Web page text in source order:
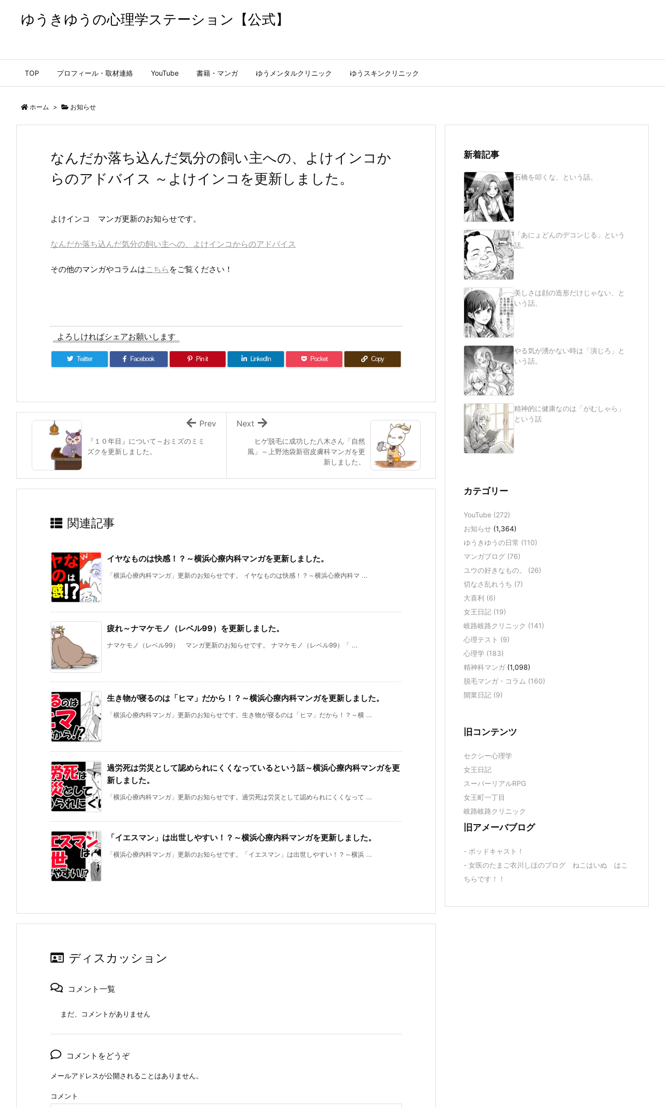
ゆうきゆうの心理学ステーション【公式】
TOP プロフィール・取材連絡 YouTube 書籍・マンガ ゆうメンタルクリニック ゆうスキンクリニック
ホーム > お知らせ
なんだか落ち込んだ気分の飼い主への、よけインコか
らのアドバイス ～よけインコを更新しました。
よけインコ マンガ更新のお知らせです。
なんだか落ち込んだ気分の飼い主への、よけインコからのアドバイス
その他のマンガやコラムはこちら をご覧ください！
よろしければシェアお願いします
Twitter Facebook Pin it LinkedIn Pocket Copy
ヒゲ脱毛に成功した八木さん「自然
風」～上野池袋新宿皮膚科マンガを更
新しました。
Next
『１０年目』について～おミズのミミ
ズクを更新しました。
Prev
関連記事
イヤなものは快感！？～横浜心療内科マンガを更新しました。
「横浜心療内科マンガ」更新のお知らせです。 イヤなものは快感！？～横浜心療内科マ ...
疲れ～ナマケモノ（レベル99）を更新しました。
ナマケモノ（レベル99） マンガ更新のお知らせです。 ナマケモノ（レベル99）「 ...
生き物が寝るのは「ヒマ」だから！？～横浜心療内科マンガを更新しました。
「横浜心療内科マンガ」更新のお知らせです。生き物が寝るのは「ヒマ」だから！？～横 ...
過労死は労災として認められにくくなっているという話～横浜心療内科マンガを更
新しました。
「横浜心療内科マンガ」更新のお知らせです。過労死は労災として認められにくくなって ...
「イエスマン」は出世しやすい！？～横浜心療内科マンガを更新しました。
「横浜心療内科マンガ」更新のお知らせです。「イエスマン」は出世しやすい！？～横浜 ...
ディスカッション
コメント一覧
まだ、コメントがありません
コメントをどうぞ
メールアドレスが公開されることはありません。
コメント
新着記事
石橋を叩くな、という話。
「あにょどんのデコンじる」という
話。
美しさは顔の造形だけじゃない、と
いう話。
やる気が湧かない時は「演じろ」と
いう話。
精神的に健康なのは「がむしゃら」
という話
カテゴリー
YouTube (272)
お知らせ (1,364)
ゆうきゆうの日常 (110)
マンガブログ (76)
ユウの好きなもの。 (26)
切なさ乱れうち (7)
大喜利 (6)
女王日記 (19)
岐路岐路クリニック (141)
心理テスト (9)
心理学 (183)
精神科マンガ (1,098)
脱毛マンガ・コラム (160)
開業日記 (9)
旧コンテンツ
セクシー心理学
女王日記
スーパーリアルRPG
女王町一丁目
岐路岐路クリニック
旧アメーバブログ
- ポッドキャスト！
- 女医のたまご衣川しほのブログ ねこはいぬ はこ
ちらです！！